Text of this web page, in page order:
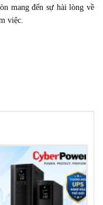
mang đến sự hài lòng về
việc.